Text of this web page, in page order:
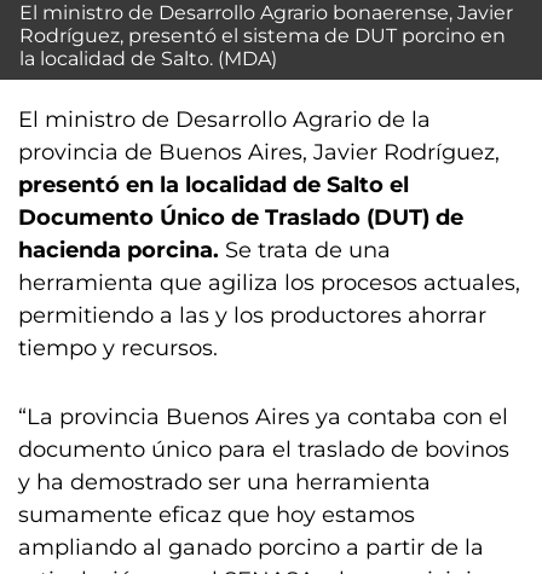
El ministro de Desarrollo Agrario bonaerense, Javier
Rodríguez, presentó el sistema de DUT porcino en
la localidad de Salto. (MDA)
El ministro de Desarrollo Agrario de la
provincia de Buenos Aires, Javier Rodríguez,
presentó en la localidad de Salto el
Documento Único de Traslado (DUT) de
hacienda porcina. Se trata de una
herramienta que agiliza los procesos actuales,
permitiendo a las y los productores ahorrar
tiempo y recursos.
“La provincia Buenos Aires ya contaba con el
documento único para el traslado de bovinos
y ha demostrado ser una herramienta
sumamente eficaz que hoy estamos
ampliando al ganado porcino a partir de la